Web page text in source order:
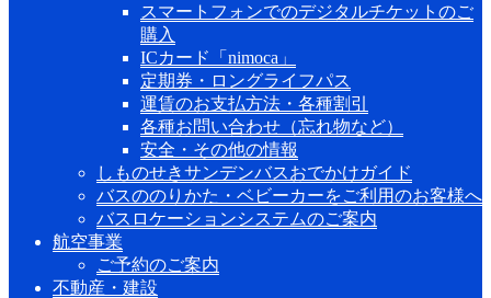
スマートフォンでのデジタルチケットのご
購入
ICカード「nimoca」
定期券・ロングライフパス
運賃のお支払方法・各種割引
各種お問い合わせ（忘れ物など）
安全・その他の情報
しものせきサンデンバスおでかけガイド
バスののりかた・ベビーカーをご利用のお客様へ
バスロケーションシステムのご案内
航空事業
ご予約のご案内
不動産・建設